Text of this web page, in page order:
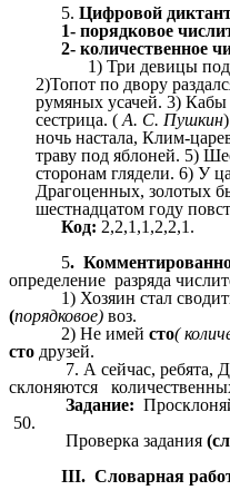
5.Цифровой
1- порядковое
2- количественное
Три девицы
2)Топот по двору
румяных усачей. 3) Кабы
сестрица. ( А. С. Пушкин
ночь настала, Клим-
траву под яблоней. 5)
сторонам глядели. 6) У
Драгоценных, золотых
шестнадцатом году
Код: 2,2,1,1,2,2,1.
5.
определение разряда
1) Хозяин стал
(порядковое) воз.
2) Не имейсто(
сто друзей.
7. А сейчас, ребята,
склоняются
Задание:
50.
Проверка задания
III. Словарная